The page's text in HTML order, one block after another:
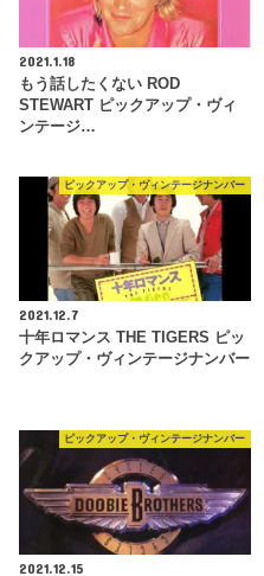
2021.1.18
もう話したくない ROD
STEWART ピックアップ・ヴィ
ンテージ…
ピックアップ・ヴィンテージナンバー
2021.12.7
十年ロマンス THE TIGERS ピッ
クアップ・ヴィンテージナンバー
ピックアップ・ヴィンテージナンバー
2021.12.15